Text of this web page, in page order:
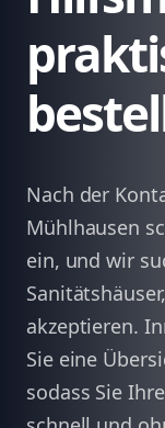
Nach der
Mühlhausen
ein, und wir
akzeptieren.
Sie eine
sodass Sie